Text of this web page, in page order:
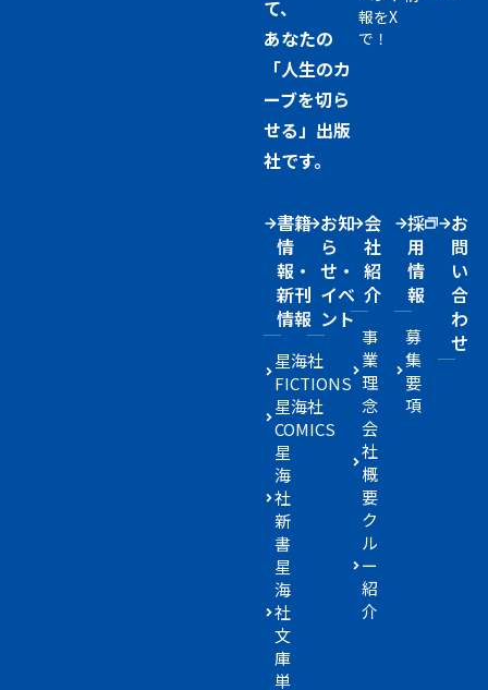
て、
あなたの
「人生のカ
ーブを切ら
せる」出版
社です。
報をX
で！
書籍
情
報・
新刊
情報
星海社
FICTIONS
星海社
COMICS
星
海
社
新
書
星
海
社
文
庫
単
お知
ら
せ・
イベ
ント
会
社
紹
介
事
業
理
念
会
社
概
要
ク
ル
ー
紹
介
採
用
情
報
募
集
要
項
お
問
い
合
わ
せ